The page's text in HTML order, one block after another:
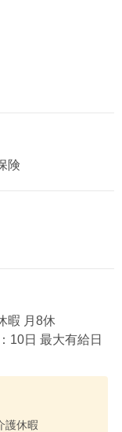
険
暇 月8休
10日 最大有給日
護休暇